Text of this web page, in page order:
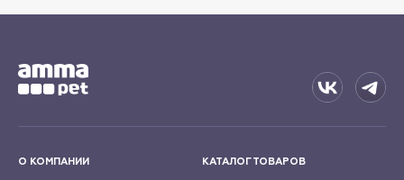
О КОМПАНИИ КАТАЛОГ ТОВАРОВ